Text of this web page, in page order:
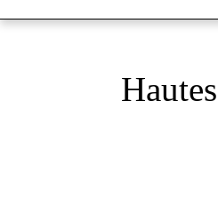
Woman Power